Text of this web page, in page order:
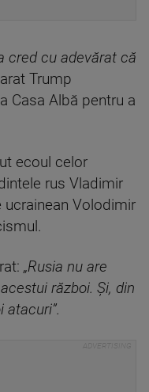
cred cu adevărat că
Trump
Casa Albă pentru a
ecoul celor
rus Vladimir
ucrainean Volodimir
„Rusia nu are
război. Şi, din
atacuri”.